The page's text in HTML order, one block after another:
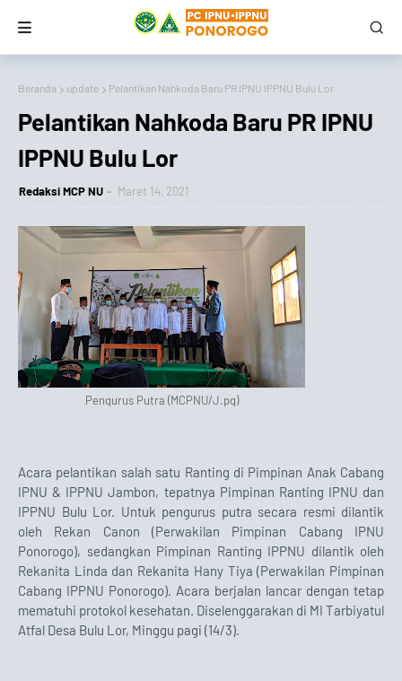
Beranda update Pelantikan Nahkoda Baru PR IPNU IPPNU Bulu Lor
Pelantikan Nahkoda Baru PR IPNU
IPPNU Bulu Lor
Redaksi MCP NU Maret 14, 2021
Pengurus Putra (MCPNU/J.pg)
Acara pelantikan salah satu Ranting di Pimpinan Anak Cabang
IPNU & IPPNU Jambon, tepatnya Pimpinan Ranting IPNU dan
IPPNU Bulu Lor. Untuk pengurus putra secara resmi dilantik
oleh Rekan Canon (Perwakilan Pimpinan Cabang IPNU
Ponorogo), sedangkan Pimpinan Ranting IPPNU dilantik oleh
Rekanita Linda dan Rekanita Hany Tiya (Perwakilan Pimpinan
Cabang IPPNU Ponorogo). Acara berjalan lancar dengan tetap
mematuhi protokol kesehatan. Diselenggarakan di MI Tarbiyatul
Atfal Desa Bulu Lor, Minggu pagi (14/3).